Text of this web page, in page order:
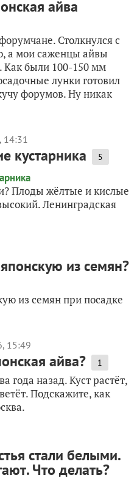
айва
Столкнулся с
а мои саженцы айвы
Как были 100-150 мм
лунки готовил
форумов. Ну никак
14:31
кустарника 5
Плоды жёлтые и кислые
Ленинградская
из семян?
из семян при посадке
15:49
айва? 1
года назад. Куст растёт,
Подскажите, как
стали белыми.
Что делать?